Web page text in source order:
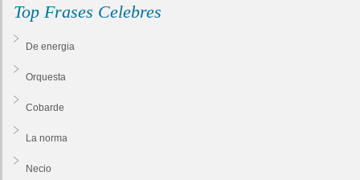
Top Frases Celebres
De energia
Orquesta
Cobarde
La norma
Necio